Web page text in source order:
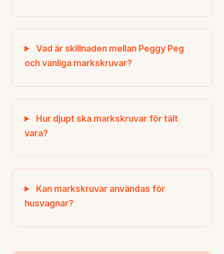
Vad är skillnaden mellan Peggy Peg
och vanliga markskruvar?
Hur djupt ska markskruvar för tält
vara?
Kan markskruvar användas för
husvagnar?